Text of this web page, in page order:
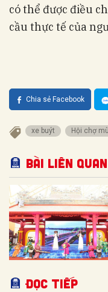
có thể được điều
cầu thực tế của
Chia sẻ Facebook
xe buýt Hội chợ
Bài liên quan
Đọc tiếp